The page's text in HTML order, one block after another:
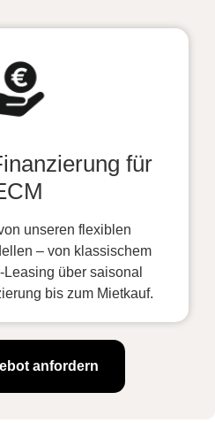
für
unseren flexiblen
– von klassischem
über saisonal
bis zum Mietkauf.
anfordern